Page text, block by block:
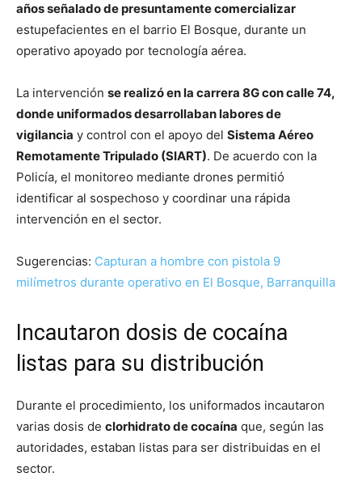
años señalado de presuntamente comercializar
estupefacientes en el barrio El Bosque, durante un
operativo apoyado por tecnología aérea.
La intervención se realizó en la carrera 8G con calle 74,
donde uniformados desarrollaban labores de
vigilancia y control con el apoyo del Sistema Aéreo
Remotamente Tripulado (SIART). De acuerdo con la
Policía, el monitoreo mediante drones permitió
identificar al sospechoso y coordinar una rápida
intervención en el sector.
Sugerencias: Capturan a hombre con pistola 9
milímetros durante operativo en El Bosque, Barranquilla
Incautaron dosis de cocaína
listas para su distribución
Durante el procedimiento, los uniformados incautaron
varias dosis de clorhidrato de cocaína que, según las
autoridades, estaban listas para ser distribuidas en el
sector.